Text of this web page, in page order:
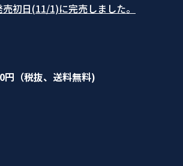
初日(11/1)に完売しました。
円（税抜、送料無料)